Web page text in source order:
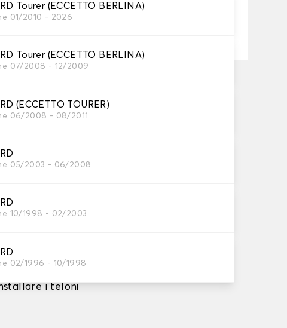
Tourer (ECCETTO BERLINA)
01/2010 - 2026
Tourer (ECCETTO BERLINA)
07/2008 - 12/2009
(ECCETTO TOURER)
06/2008 - 08/2011
05/2003 - 06/2008
10/1998 - 02/2003
02/1996 - 10/1998
su 17/08/2026
a partire da 60 euro di acquisto.
e barriera
per
per interni,
i teloni